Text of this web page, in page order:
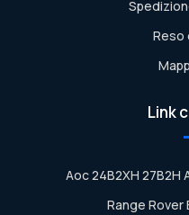
Reso
Link
Aoc 24B2XH 27B2H
Range Rover